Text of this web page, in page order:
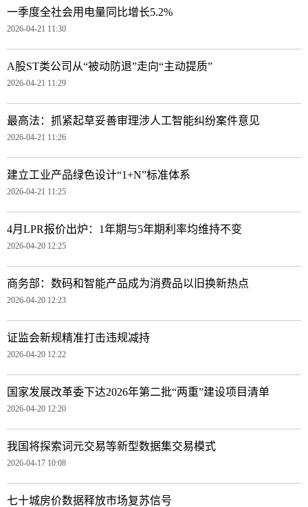
一季度全社会用电量同比增长5.2%
2026-04-21 11:30
A股ST类公司从“被动防退”走向“主动提质”
2026-04-21 11:29
最高法：抓紧起草妥善审理涉人工智能纠纷案件意见
2026-04-21 11:26
建立工业产品绿色设计“1+N”标准体系
2026-04-21 11:25
4月LPR报价出炉：1年期与5年期利率均维持不变
2026-04-20 12:25
商务部：数码和智能产品成为消费品以旧换新热点
2026-04-20 12:23
证监会新规精准打击违规减持
2026-04-20 12:22
国家发展改革委下达2026年第二批“两重”建设项目清单
2026-04-20 12:20
我国将探索词元交易等新型数据集交易模式
2026-04-17 10:08
七十城房价数据释放市场复苏信号